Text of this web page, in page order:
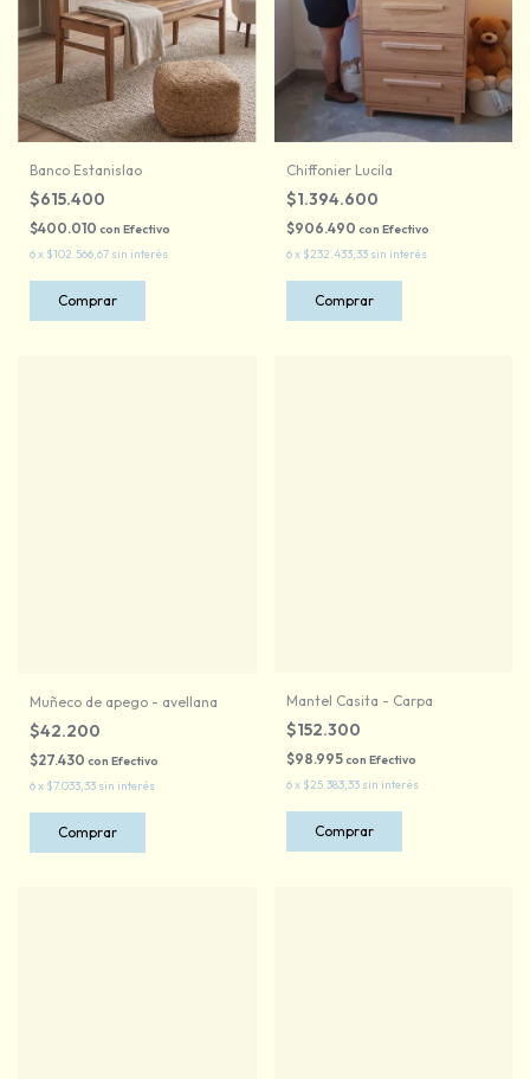
Banco Estanislao
$615.400
$400.010 con Efectivo
6x $102.566,67 sin interés
Chiffonier Lucila
$1.394.600
$906.490 con Efectivo
6x $232.433,33 sin interés
Comprar
Muñeco de apego - avellana
$42.200
$27.430 con Efectivo
6x $7.033,33 sin interés
Mantel Casita - Carpa
$152.300
$98.995con Efectivo
6x $25.383,33 sin interés